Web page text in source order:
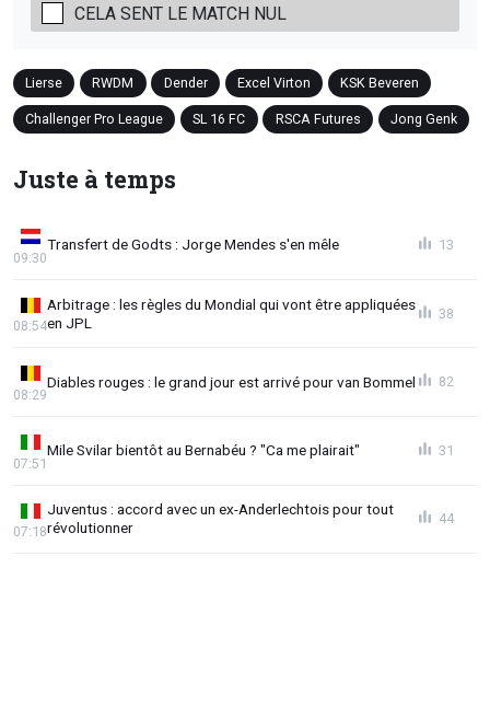
CELA SENT LE MATCH NUL
Lierse RWDM Dender Excel Virton KSK Beveren
Challenger Pro League SL 16 FC RSCA Futures Jong Genk
Juste à temps
Transfert de Godts : Jorge Mendes s'en mêle
09:30
13
Arbitrage : les règles du Mondial qui vont être appliquées
en JPL
08:54
38
Diables rouges : le grand jour est arrivé pour van Bommel
08:29
82
Mile Svilar bientôt au Bernabéu ? "Ca me plairait"
07:51
31
Juventus : accord avec un ex-Anderlechtois pour tout
révolutionner
07:18
44